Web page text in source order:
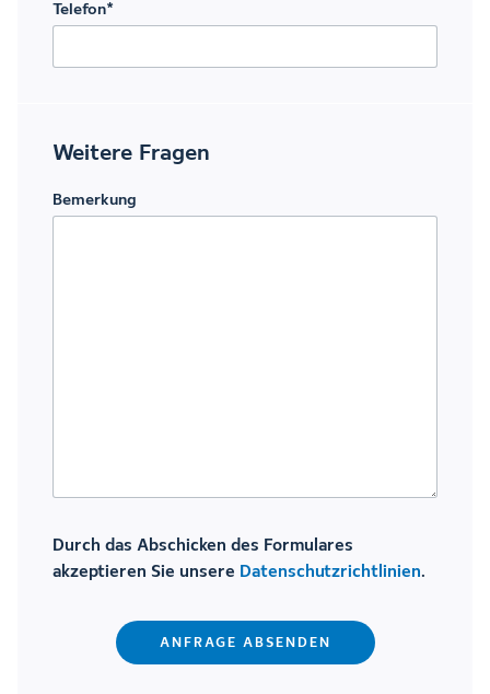
Telefon*
Weitere Fragen
Bemerkung
Durch das Abschicken des Formulares
akzeptieren Sie unsere Datenschutzrichtlinien.